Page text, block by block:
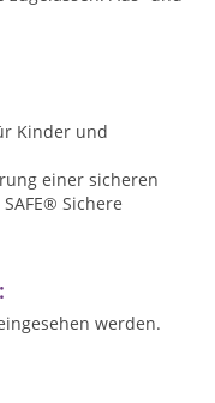
Kinder und
einer sicheren
Sichere
werden.